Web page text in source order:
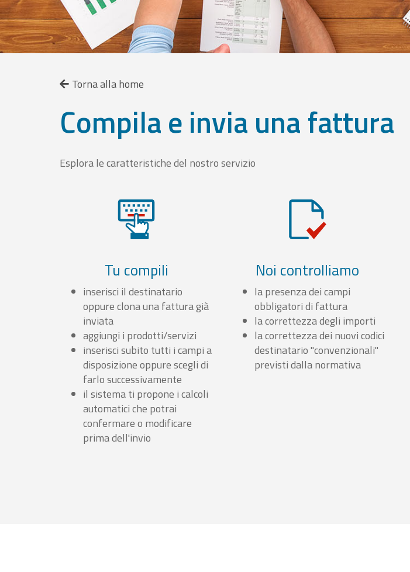
Torna alla home
Compila e invia una fattura
Esplora le caratteristiche del nostro servizio
Tu compili
inserisci il destinatario
oppure clona una fattura già
inviata
aggiungi i prodotti/servizi
inserisci subito tutti i campi a
disposizione oppure scegli di
farlo successivamente
il sistema ti propone i calcoli
automatici che potrai
confermare o modificare
prima dell'invio
Noi controlliamo
la presenza dei campi
obbligatori di fattura
la correttezza degli importi
la correttezza dei nuovi codici
destinatario "convenzionali"
previsti dalla normativa